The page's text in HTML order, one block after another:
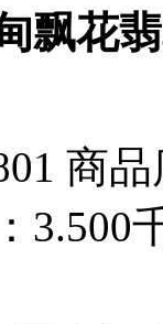
飘花
商品
3.500